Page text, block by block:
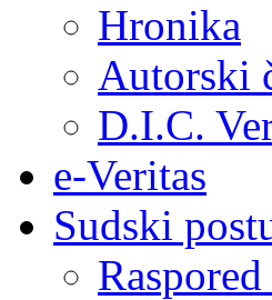
Hronika
Autorski
D.I.C.
e-Veritas
Sudski